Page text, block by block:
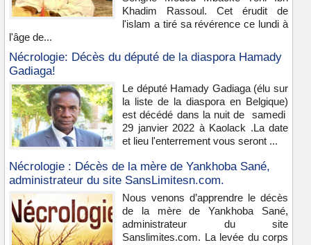
Khadim Rassoul. Cet érudit de
l'islam a tiré sa révérence ce lundi à
l'âge de...
Nécrologie: Décès du député de la diaspora Hamady
Gadiaga!
Le député Hamady Gadiaga (élu sur
la liste de la diaspora en Belgique)
est décédé dans la nuit de samedi
29 janvier 2022 à Kaolack .La date
et lieu l'enterrement vous seront ...
Nécrologie : Décès de la mère de Yankhoba Sané,
administrateur du site SansLimitesn.com.
Nous venons d’apprendre le décès
de la mère de Yankhoba Sané,
administrateur du site
Sanslimites.com. La levée du corps